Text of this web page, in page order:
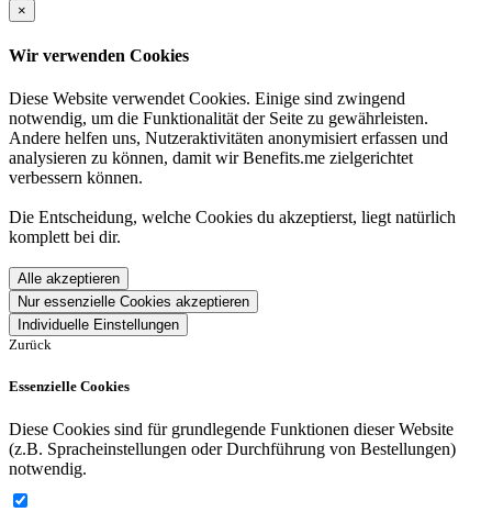
×
Wir verwenden Cookies
Diese Website verwendet Cookies. Einige sind zwingend
notwendig, um die Funktionalität der Seite zu gewährleisten.
Andere helfen uns, Nutzeraktivitäten anonymisiert erfassen und
analysieren zu können, damit wir Benefits.me zielgerichtet
verbessern können.
Die Entscheidung, welche Cookies du akzeptierst, liegt natürlich
komplett bei dir.
Alle akzeptieren
Nur essenzielle Cookies akzeptieren
Individuelle Einstellungen
Zurück
Essenzielle Cookies
Diese Cookies sind für grundlegende Funktionen dieser Website
(z.B. Spracheinstellungen oder Durchführung von Bestellungen)
notwendig.